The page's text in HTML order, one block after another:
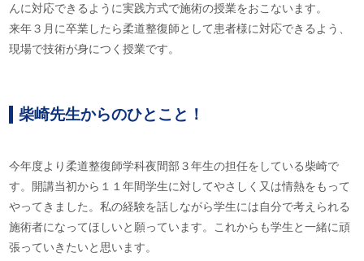
んに対応できるように実践方式で施術の授業をおこないます。
来年３月に卒業したら柔道整復師として患者様に対応できるよう、
現場で技術が身につく授業です。
柴崎先生からのひとこと！
今年度より柔道整復師学科夜間部３年生の担任をしている柴崎で
す。開講当初から１１年間学生に対してやさしく又は情熱をもって
やってきました。私の経験を話しながら学生には自分で考えられる
施術者になってほしいと願っています。これからも学生と一緒に頑
張っていきたいと思います。